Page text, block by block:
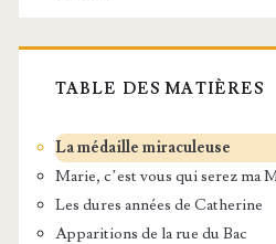
TABLE DES MATIÈRES
La médaille miraculeuse
Marie, c’est vous qui serez ma
Les dures années de Catherine
Apparitions de la rue du Bac